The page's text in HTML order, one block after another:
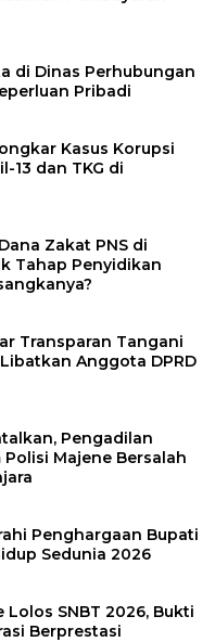
di Dinas Perhubungan
Pribadi
Kasus Korupsi
13 dan TKG di
Zakat PNS di
Tahap Penyidikan
Transparan Tangani
Anggota DPRD
Pengadilan
Majene Bersalah
Penghargaan Bupati
Sedunia 2026
Lolos SNBT 2026, Bukti
Berprestasi